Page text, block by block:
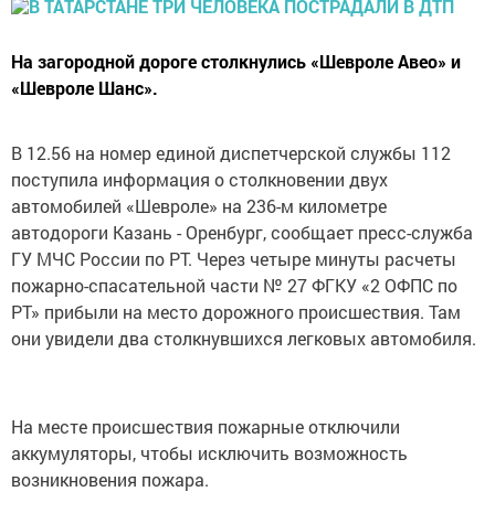
На загородной дороге столкнулись «Шевроле Авео» и
«Шевроле Шанс».
В 12.56 на номер единой диспетчерской службы 112
поступила информация о столкновении двух
автомобилей «Шевроле» на 236-м километре
автодороги Казань - Оренбург, сообщает пресс-служба
ГУ МЧС России по РТ. Через четыре минуты расчеты
пожарно-спасательной части № 27 ФГКУ «2 ОФПС по
РТ» прибыли на место дорожного происшествия. Там
они увидели два столкнувшихся легковых автомобиля.
На месте происшествия пожарные отключили
аккумуляторы, чтобы исключить возможность
возникновения пожара.